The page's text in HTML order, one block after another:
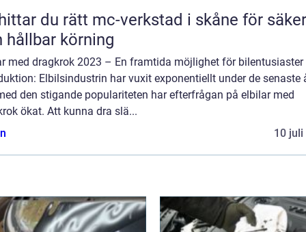
du rätt mc-verkstad i skåne för säker
hållbar körning
med dragkrok 2023 – En framtida möjlighet för bilentusiaster
Elbilsindustrin har vuxit exponentiellt under de senaste
den stigande populariteten har efterfrågan på elbilar med
ökat. Att kunna dra slä...
10 juli